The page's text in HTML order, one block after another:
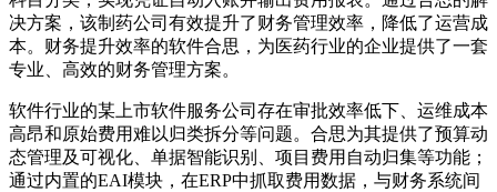
决方案，该制药公司有效提升了财务管理效率，降低了运营成
本。财务提升效率的软件合思，为医药行业的企业提供了一套
专业、高效的财务管理方案。
软件行业的某上市软件服务公司存在审批效率低下、运维成本
高昂和原始费用难以归类拆分等问题。合思为其提供了预算动
态管理及可视化、单据智能识别、项目费用自动归集等功能；
通过内置的EAI模块，在ERP中抓取费用数据，与财务系统间